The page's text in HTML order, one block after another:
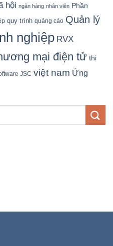
hội ngân hàng nhân viên Phần
quy trình quảng cáo Quản lý
nghiệp RVX
mại điện tử thị
JSC việt nam Ứng